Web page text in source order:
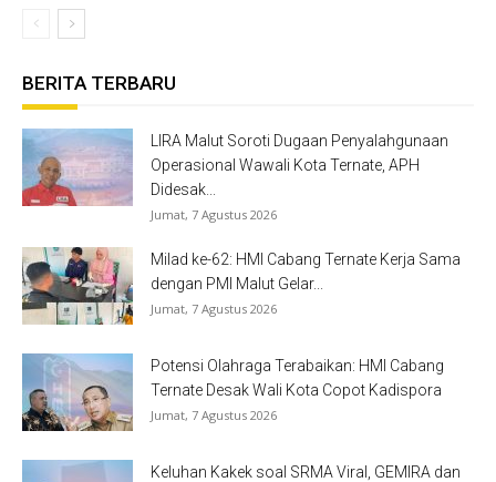
BERITA TERBARU
LIRA Malut Soroti Dugaan Penyalahgunaan
Operasional Wawali Kota Ternate, APH
Didesak...
Jumat, 7 Agustus 2026
Milad ke-62: HMI Cabang Ternate Kerja Sama
dengan PMI Malut Gelar...
Jumat, 7 Agustus 2026
Potensi Olahraga Terabaikan: HMI Cabang
Ternate Desak Wali Kota Copot Kadispora
Jumat, 7 Agustus 2026
Keluhan Kakek soal SRMA Viral, GEMIRA dan